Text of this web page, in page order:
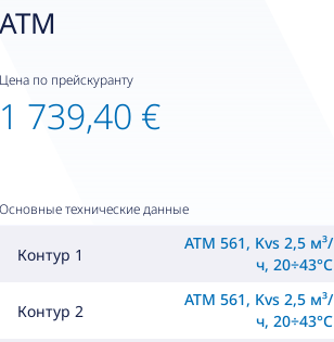
ATM
Цена по прейскуранту
1 739,40 €
Основные технические данные
Контур 1
ATM 561, Kvs 2,5 м³/
ч, 20÷43°C
Контур 2
ATM 561, Kvs 2,5 м³/
ч, 20÷43°C